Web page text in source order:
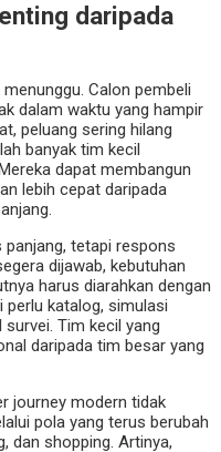
daripada
Calon pembeli
dalam waktu yang hampir
peluang sering hilang
banyak tim kecil
dapat membangun
lebih cepat daripada
tetapi respons
dijawab, kebutuhan
harus diarahkan dengan
perlu katalog, simulasi
Tim kecil yang
daripada tim besar yang
journey modern tidak
pola yang terus berubah
dan shopping. Artinya,